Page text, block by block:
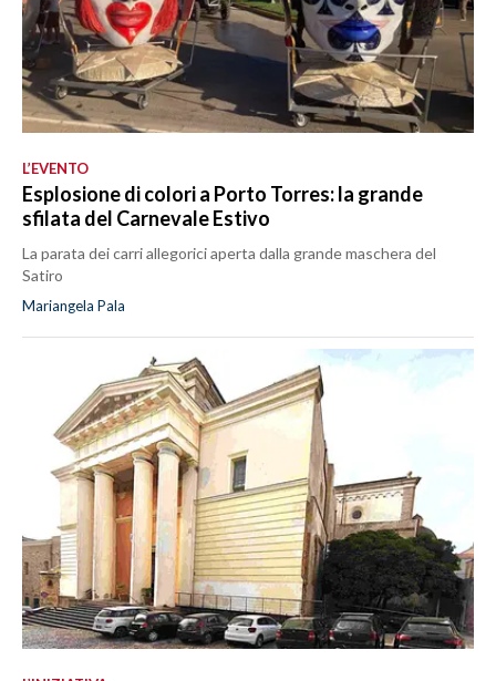
L’EVENTO
Esplosione di colori a Porto Torres: la grande
sfilata del Carnevale Estivo
La parata dei carri allegorici aperta dalla grande maschera del
Satiro
Mariangela Pala